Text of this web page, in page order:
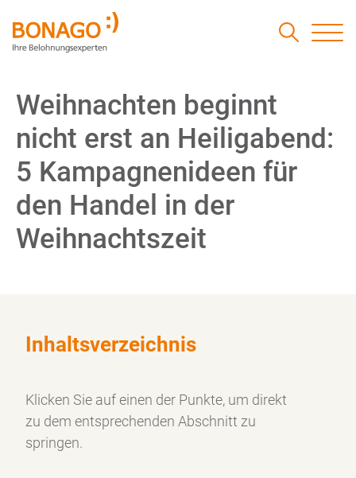
Weihnachten beginnt
nicht erst an Heiligabend:
5 Kampagnenideen für
den Handel in der
Weihnachtszeit
Inhaltsverzeichnis
Klicken Sie auf einen der Punkte, um direkt
zu dem entsprechenden Abschnitt zu
springen.